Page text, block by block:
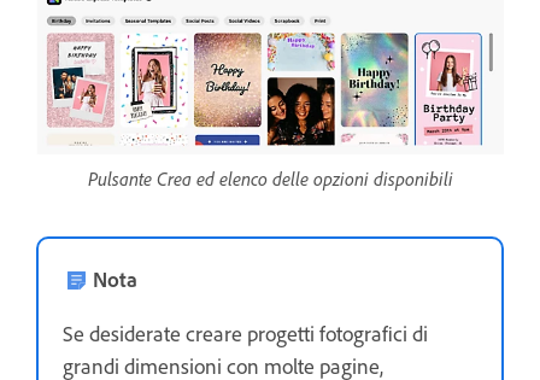
Pulsante Crea ed elenco delle opzioni disponibili
Nota
Se desiderate creare progetti fotografici di
grandi dimensioni con molte pagine,